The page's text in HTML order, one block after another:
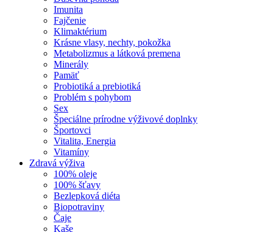
Imunita
Fajčenie
Klimaktérium
Krásne vlasy, nechty, pokožka
Metabolizmus a látková premena
Minerály
Pamäť
Probiotiká a prebiotiká
Problém s pohybom
Sex
Špeciálne prírodne výživové doplnky
Športovci
Vitalita, Energia
Vitamíny
Zdravá výživa
100% oleje
100% šťavy
Bezlepková diéta
Biopotraviny
Čaje
Kaše